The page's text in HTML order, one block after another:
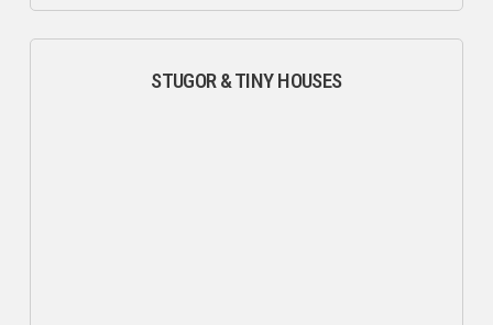
STUGOR & TINY HOUSES